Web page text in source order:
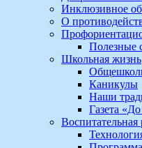
Инклюзивное
О
Полезные
Школьная жизнь
Каникулы
Наши
Газета
Воспитательная